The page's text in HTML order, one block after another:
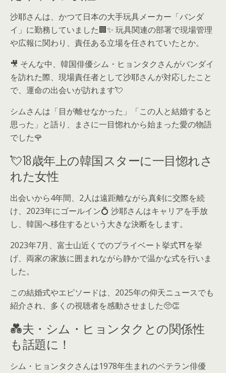
沙耶さんは、かつて日本の大手玩具メーカー「バンダ
イ」に勤務していました🏢✨ 玩具関連の部署で現場管理
や広報に関わり、責任ある立場を任されていたとか。
🎥 そんな中、韓国俳優シム・ヒョンタクさんがバンダイ
を訪れた際、現場責任者として沙耶さんが対応したこと
で、運命の出会いが訪れます💘
シムさんは「目が離せなかった」「この人と結婚すると
思った」と語り、まさに一目惚れから始まった愛の物語
でした🌹
💘18歳年上の韓国スターに一目惚れさ
れた女性
出会いから4年間、2人は遠距離ながら真剣に交際を続
け、2023年にゴールイン💍 沙耶さんはキャリアを手放
し、韓国へ移住するという大きな決断をします。
2023年7月、富士山近くでのプライベート挙式⛩️を挙
げ、両家の家族に囲まれながら静かで温かな式を行いま
した。
この結婚式やエピソードは、2025年の仰天ニュースでも
紹介され、多くの視聴者を感動させました🥺👏
💑夫・シム・ヒョンタクとの関係性
も話題に！
シム・ヒョンタクさんは1978年生まれのベテラン俳優